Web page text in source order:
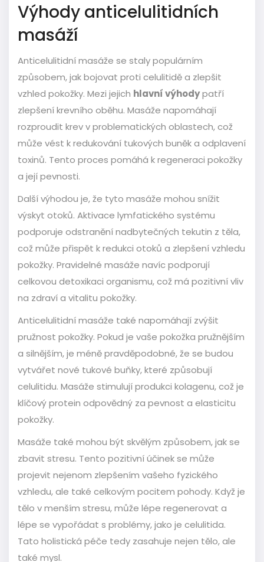
Výhody anticelulitidních
masáží
Anticelulitidní masáže se staly populárním
způsobem, jak bojovat proti celulitidě a zlepšit
vzhled pokožky. Mezi jejich hlavní výhodypatří
zlepšení krevního oběhu. Masáže napomáhají
rozproudit krev v problematických oblastech, což
může vést k redukování tukových buněk a odplavení
toxinů. Tento proces pomáhá k regeneraci pokožky
a její pevnosti.
Další výhodou je, že tyto masáže mohou snížit
výskyt otoků. Aktivace lymfatického systému
podporuje odstranění nadbytečných tekutin z těla,
což může přispět k redukci otoků a zlepšení vzhledu
pokožky. Pravidelné masáže navíc podporují
celkovou detoxikaci organismu, což má pozitivní vliv
na zdraví a vitalitu pokožky.
Anticelulitidní masáže také napomáhají zvýšit
pružnost pokožky. Pokud je vaše pokožka pružnějším
a silnějším, je méně pravděpodobné, že se budou
vytvářet nové tukové buňky, které způsobují
celulitidu. Masáže stimulují produkci kolagenu, což je
klíčový protein odpovědný za pevnost a elasticitu
pokožky.
Masáže také mohou být skvělým způsobem, jak se
zbavit stresu. Tento pozitivní účinek se může
projevit nejenom zlepšením vašeho fyzického
vzhledu, ale také celkovým pocitem pohody. Když je
tělo v menším stresu, může lépe regenerovat a
lépe se vypořádat s problémy, jako je celulitida.
Tato holistická péče tedy zasahuje nejen tělo, ale
také mysl.